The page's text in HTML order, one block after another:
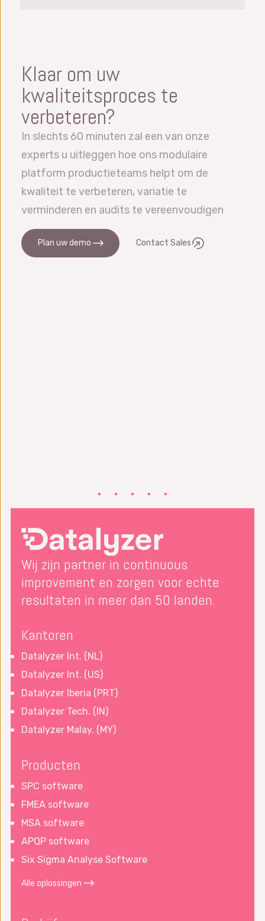
Klaar om uw
kwaliteitsproces te
verbeteren?
In slechts 60 minuten zal een van onze
experts u uitleggen hoe ons modulaire
platform productieteams helpt om de
kwaliteit te verbeteren, variatie te
verminderen en audits te vereenvoudigen
Plan uw demo Contact Sales
Wij zijn partner in continuous
improvement en zorgen voor echte
resultaten in meer dan 50 landen.
Kantoren
Datalyzer Int. (NL)
Datalyzer Int. (US)
Datalyzer Iberia (PRT)
Datalyzer Tech. (IN)
Datalyzer Malay. (MY)
Producten
SPC software
FMEA software
MSA software
APQP software
Six Sigma Analyse Software
Alle oplossingen